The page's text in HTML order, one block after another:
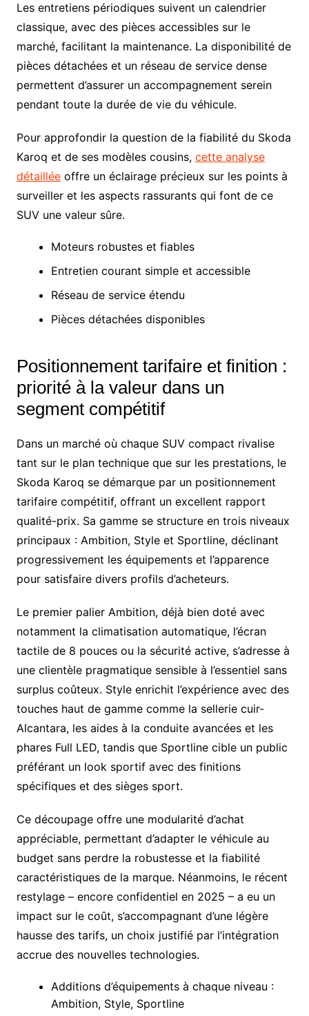
Les entretiens périodiques suivent un calendrier
classique, avec des pièces accessibles sur le
marché, facilitant la maintenance. La disponibilité de
pièces détachées et un réseau de service dense
permettent d’assurer un accompagnement serein
pendant toute la durée de vie du véhicule.
Pour approfondir la question de la fiabilité du Skoda
Karoq et de ses modèles cousins, cette analyse
détailléeoffre un éclairage précieux sur les points à
surveiller et les aspects rassurants qui font de ce
SUV une valeur sûre.
Moteurs robustes et fiables
Entretien courant simple et accessible
Réseau de service étendu
Pièces détachées disponibles
Positionnement tarifaire et finition :
priorité à la valeur dans un
segment compétitif
Dans un marché où chaque SUV compact rivalise
tant sur le plan technique que sur les prestations, le
Skoda Karoq se démarque par un positionnement
tarifaire compétitif, offrant un excellent rapport
qualité-prix. Sa gamme se structure en trois niveaux
principaux : Ambition, Style et Sportline, déclinant
progressivement les équipements et l’apparence
pour satisfaire divers profils d’acheteurs.
Le premier palier Ambition, déjà bien doté avec
notamment la climatisation automatique, l’écran
tactile de 8 pouces ou la sécurité active, s’adresse à
une clientèle pragmatique sensible à l’essentiel sans
surplus coûteux. Style enrichit l’expérience avec des
touches haut de gamme comme la sellerie cuir-
Alcantara, les aides à la conduite avancées et les
phares Full LED, tandis que Sportline cible un public
préférant un look sportif avec des finitions
spécifiques et des sièges sport.
Ce découpage offre une modularité d’achat
appréciable, permettant d’adapter le véhicule au
budget sans perdre la robustesse et la fiabilité
caractéristiques de la marque. Néanmoins, le récent
restylage – encore confidentiel en 2025 – a eu un
impact sur le coût, s’accompagnant d’une légère
hausse des tarifs, un choix justifié par l’intégration
accrue des nouvelles technologies.
Additions d’équipements à chaque niveau :
Ambition, Style, Sportline